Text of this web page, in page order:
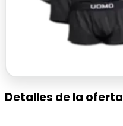
Detalles de la oferta